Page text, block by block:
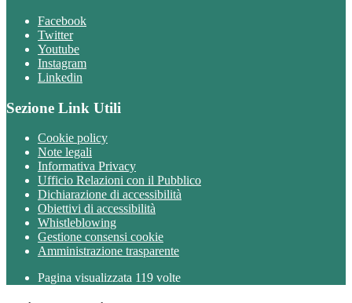
Facebook
Twitter
Youtube
Instagram
Linkedin
Sezione Link Utili
Cookie policy
Note legali
Informativa Privacy
Ufficio Relazioni con il Pubblico
Dichiarazione di accessibilità
Obiettivi di accessibilità
Whistleblowing
Gestione consensi cookie
Amministrazione trasparente
Pagina visualizzata 119 volte